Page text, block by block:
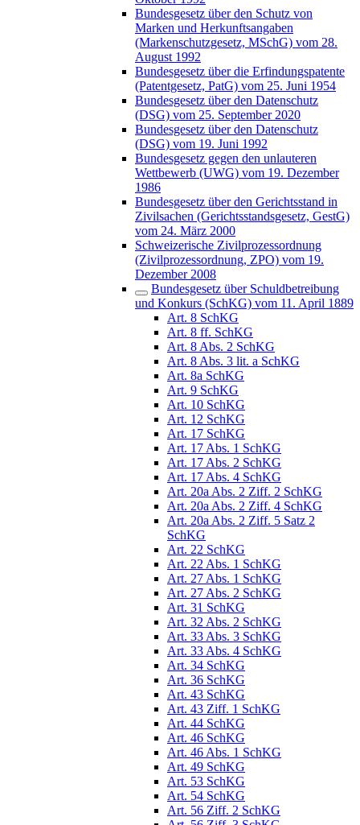
Bundesgesetz über den Schutz von
Marken und Herkunftsangaben
(Markenschutzgesetz, MSchG) vom 28.
August 1992
Bundesgesetz über die Erfindungspatente
(Patentgesetz, PatG) vom 25. Juni 1954
Bundesgesetz über den Datenschutz
(DSG) vom 25. September 2020
Bundesgesetz über den Datenschutz
(DSG) vom 19. Juni 1992
Bundesgesetz gegen den unlauteren
Wettbewerb (UWG) vom 19. Dezember
1986
Bundesgesetz über den Gerichtsstand in
Zivilsachen (Gerichtsstandsgesetz, GestG)
vom 24. März 2000
Schweizerische Zivilprozessordnung
(Zivilprozessordnung, ZPO) vom 19.
Dezember 2008
Bundesgesetz über Schuldbetreibung
und Konkurs (SchKG) vom 11. April 1889
Art. 8 SchKG
Art. 8 ff. SchKG
Art. 8 Abs. 2 SchKG
Art. 8 Abs. 3 lit. a SchKG
Art. 8a SchKG
Art. 9 SchKG
Art. 10 SchKG
Art. 12 SchKG
Art. 17 SchKG
Art. 17 Abs. 1 SchKG
Art. 17 Abs. 2 SchKG
Art. 17 Abs. 4 SchKG
Art. 20a Abs. 2 Ziff. 2 SchKG
Art. 20a Abs. 2 Ziff. 4 SchKG
Art. 20a Abs. 2 Ziff. 5 Satz 2
SchKG
Art. 22 SchKG
Art. 22 Abs. 1 SchKG
Art. 27 Abs. 1 SchKG
Art. 27 Abs. 2 SchKG
Art. 31 SchKG
Art. 32 Abs. 2 SchKG
Art. 33 Abs. 3 SchKG
Art. 33 Abs. 4 SchKG
Art. 34 SchKG
Art. 36 SchKG
Art. 43 SchKG
Art. 43 Ziff. 1 SchKG
Art. 44 SchKG
Art. 46 SchKG
Art. 46 Abs. 1 SchKG
Art. 49 SchKG
Art. 53 SchKG
Art. 54 SchKG
Art. 56 Ziff. 2 SchKG